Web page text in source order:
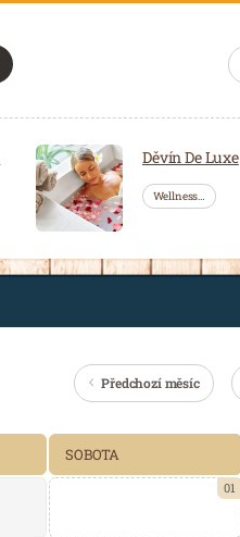
Děvín De Luxe
Wellness…
Předchozí měsíc
SOBOTA
01